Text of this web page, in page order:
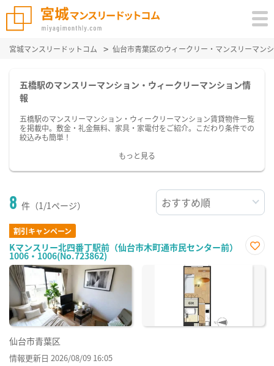
宮城マンスリードットコム 仙台市青葉区のウィークリー・マンスリーマン
五橋駅のマンスリーマンション・ウィークリーマンション情
報
五橋駅のマンスリーマンション・ウィークリーマンション賃貸物件一覧
を掲載中。敷金・礼金無料、家具・家電付をご紹介。こだわり条件での
絞込みも簡単！
もっと見る
8 件（1/1ページ）
割引キャンペーン
Kマンスリー北四番丁駅前（仙台市木町通市民センター前）
1006・1006(No.723862)
に入
仙台市青葉区
情報更新日 2026/08/09 16:05